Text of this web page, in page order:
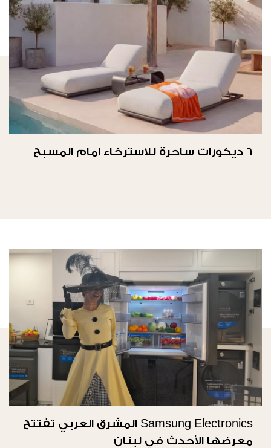
6 ديكورات ساحرة للاسترخاء امام المسبح
Samsung Electronics المشرق العربي تفتتح
معرضها الأحدث في لبنان